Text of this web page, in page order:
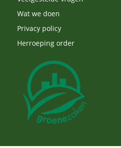
Wat we doen
Privacy policy
Herroeping order